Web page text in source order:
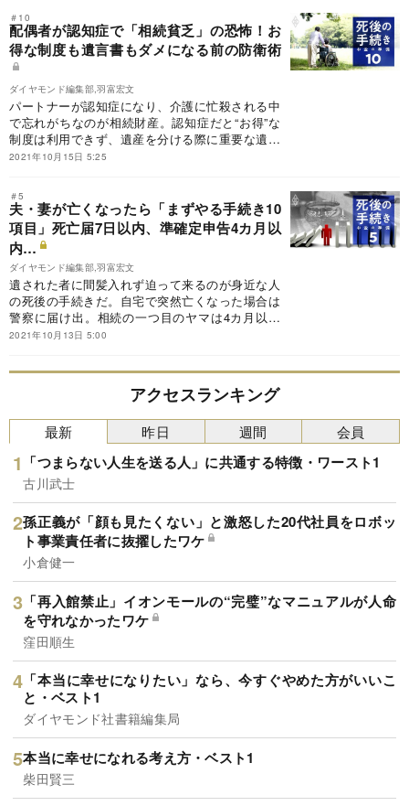
＃10
配偶者が認知症で「相続貧乏」の恐怖！お
得な制度も遺言書もダメになる前の防衛術
ダイヤモンド編集部,羽富宏文
パートナーが認知症になり、介護に忙殺される中
で忘れがちなのが相続財産。認知症だと“お得”な
制度は利用できず、遺産を分ける際に重要な遺言
書も書けなくなる。そんな恐ろしいことにならな
2021年10月15日 5:25
＃5
夫・妻が亡くなったら「まずやる手続き10
項目」死亡届7日以内、準確定申告4カ月以
内…
ダイヤモンド編集部,羽富宏文
遺された者に間髪入れず迫って来るのが身近な人
の死後の手続きだ。自宅で突然亡くなった場合は
警察に届け出。相続の一つ目のヤマは4カ月以内
に行う準確定申告、遺産分割協議がこじれれば時
10カ月以内。長いようであっという間に訪れるこ
の10カ月目。まずやるべき死後の手続きをお伝え
2021年10月13日 5:00
アクセスランキング
最新
「つまらない人生を送る人」に共通する特徴・ワースト1
古川武士
孫正義が「顔も見たくない」と激怒した20代社員をロボッ
ト事業責任者に抜擢したワケ
小倉健一
「再入館禁止」イオンモールの“完璧”なマニュアルが人命
を守れなかったワケ
窪田順生
「本当に幸せになりたい」なら、今すぐやめた方がいいこ
と・ベスト1
ダイヤモンド社書籍編集局
本当に幸せになれる考え方・ベスト1
柴田賢三
昨日 週間 会員